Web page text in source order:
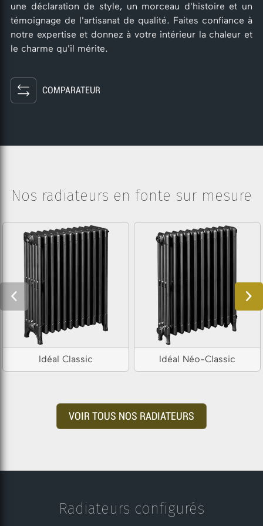
une déclaration de style, un morceau d'histoire et un
témoignage de l'artisanat de qualité. Faites confiance à
notre expertise et donnez à votre intérieur la chaleur et
le charme qu'il mérite.
COMPARATEUR
Nos radiateurs en fonte sur mesure
Idéal Classic Idéal Néo-Classic
VOIR TOUS NOS RADIATEURS
Radiateurs configurés